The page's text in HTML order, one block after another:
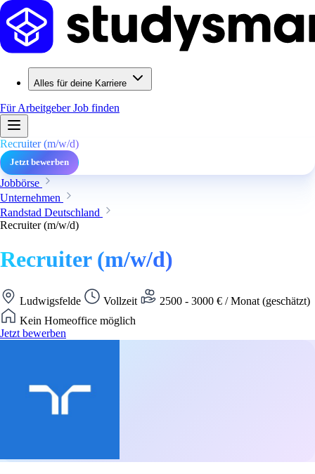
Alles für deine Karriere
Für ArbeitgeberJob finden
Recruiter (m/w/d)
Jetzt bewerben
Jobbörse
Unternehmen
Randstad Deutschland
Recruiter (m/w/d)
Recruiter (m/w/d)
Ludwigsfelde Vollzeit
2500 - 3000 € / Monat (geschätzt)
Kein Homeoffice möglich
Jetzt bewerben